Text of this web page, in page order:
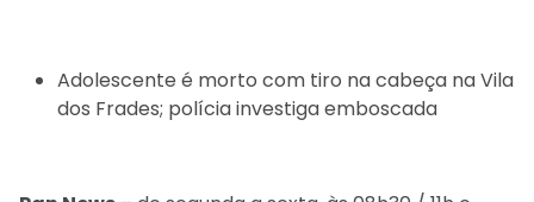
Adolescente é morto com tiro na cabeça na Vila
dos Frades; polícia investiga emboscada